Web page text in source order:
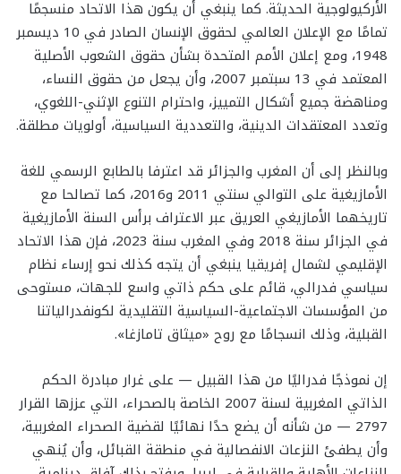
الأركيولوجية الحديثة. كما ينبغي أن يكون هذا الاتحاد منسجمًا
تمامًا مع الإعلان العالمي لحقوق الإنسان الصادر في 10 ديسمبر
1948، ومع إعلان الأمم المتحدة بشأن حقوق الشعوب الأصلية
المعتمد في 13 سبتمبر 2007، وأن يجعل من حقوق النساء،
ومناهضة جميع أشكال التمييز، واحترام التنوع الإثني-اللغوي،
وتعدد المعتقدات الدينية، والتعددية السياسية، أولويات مطلقة.
وبالنظر إلى أن المغرب والجزائر قد اعترفا بالطابع الرسمي للغة
الأمازيغية على التوالي سنتي 2011 و2016، كما تصالحا مع
تاريخهما الأمازيغي العريق عبر الاعتراف برأس السنة الأمازيغية
في الجزائر سنة 2018 وفي المغرب سنة 2023، فإن هذا الاتحاد
الإقليمي لشمال إفريقيا ينبغي أن يتجه كذلك نحو إرساء نظام
سياسي فدرالي، قائم على حكم ذاتي واسع للجهات، مستوحى
من المؤسسات الاجتماعية-السياسية التقليدية لكونفدرالياتنا
القبلية، وذلك انسجامًا مع روح «ميثاق تامازغا».
إن نموذجًا فدراليًا من هذا القبيل — على غرار مبادرة الحكم
الذاتي المغربية لسنة 2007 الخاصة بالصحراء، التي عززها القرار
2797 — من شأنه أن يضع حدًا نهائيًا لقضية الصحراء المغربية،
وأن يطفئ النزعات الانفصالية في منطقة القبائل، وأن يُنهي